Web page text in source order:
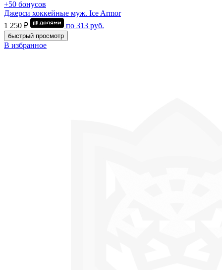
+50 бонусов
Джерси хоккейные муж. Ice Armor
1 250 ₽
по 313 руб.
быстрый просмотр
В избранное